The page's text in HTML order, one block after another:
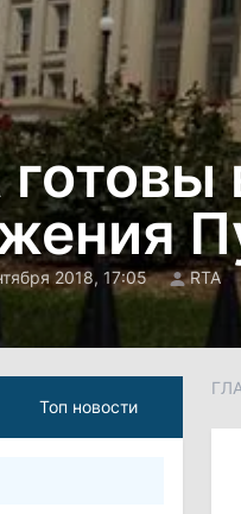
2018, 17:05 RTA
Топ новости